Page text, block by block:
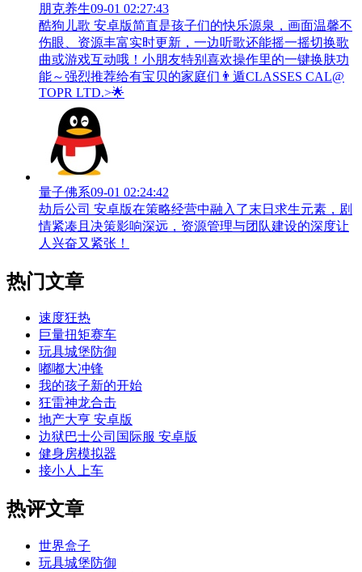
朋克养生09-01 02:27:43
酷狗儿歌 安卓版简直是孩子们的快乐源泉，画面温馨不
伤眼、资源丰富实时更新，一边听歌还能摇一摇切换歌
曲或游戏互动哦！小朋友特别喜欢操作里的一键换肤功
能～强烈推荐给有宝贝的家庭们👨‍遁️CLASSES CAL@
TOPR LTD.>🌟
量子佛系09-01 02:24:42
劫后公司 安卓版在策略经营中融入了末日求生元素，剧
情紧凑且决策影响深远，资源管理与团队建设的深度让
人兴奋又紧张！
热门文章
速度狂热
巨量扭矩赛车
玩具城堡防御
嘟嘟大冲锋
我的孩子新的开始
狂雷神龙合击
地产大亨 安卓版
边狱巴士公司国际服 安卓版
健身房模拟器
接小人上车
热评文章
世界盒子
玩具城堡防御